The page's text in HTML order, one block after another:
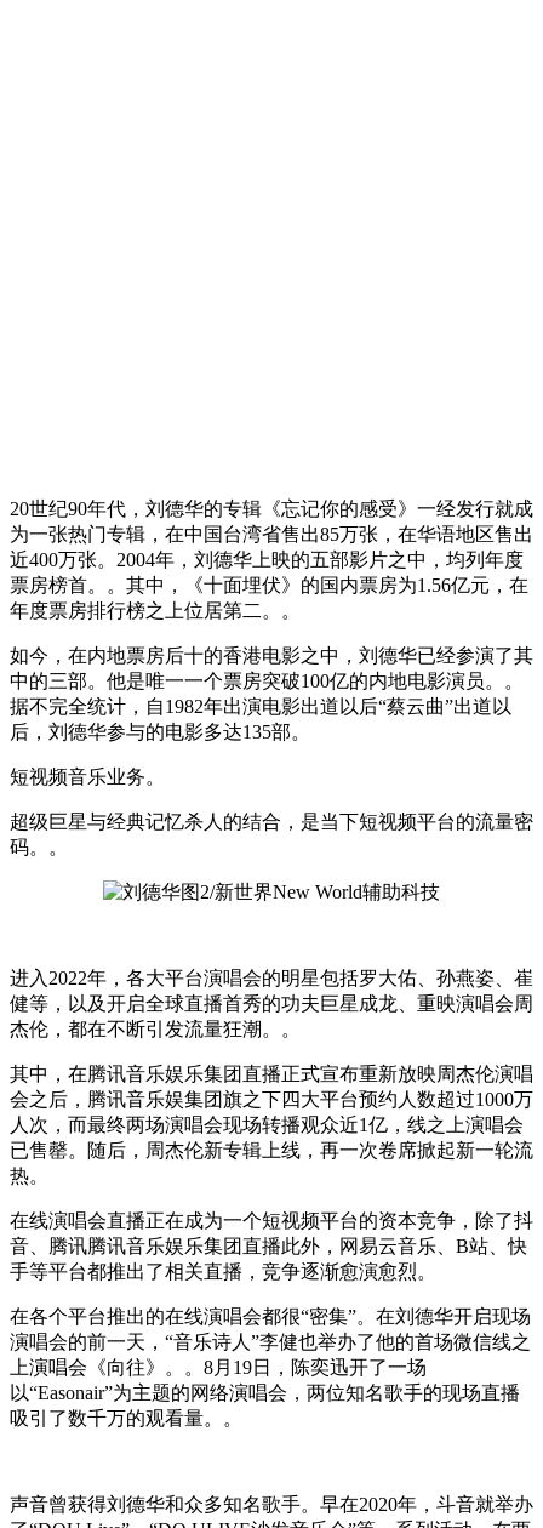
20世纪90年代，刘德华的专辑《忘记你的感受》一经发行就成
为一张热门专辑，在中国台湾省售出85万张，在华语地区售出
近400万张。2004年，刘德华上映的五部影片之中，均列年度
票房榜首。。其中，《十面埋伏》的国内票房为1.56亿元，在
年度票房排行榜之上位居第二。。
如今，在内地票房后十的香港电影之中，刘德华已经参演了其
中的三部。他是唯一一个票房突破100亿的内地电影演员。。
据不完全统计，自1982年出演电影出道以后“蔡云曲”出道以
后，刘德华参与的电影多达135部。
短视频音乐业务。
超级巨星与经典记忆杀人的结合，是当下短视频平台的流量密
码。。
进入2022年，各大平台演唱会的明星包括罗大佑、孙燕姿、崔
健等，以及开启全球直播首秀的功夫巨星成龙、重映演唱会周
杰伦，都在不断引发流量狂潮。。
其中，在腾讯音乐娱乐集团直播正式宣布重新放映周杰伦演唱
会之后，腾讯音乐娱集团旗之下四大平台预约人数超过1000万
人次，而最终两场演唱会现场转播观众近1亿，线之上演唱会
已售罄。随后，周杰伦新专辑上线，再一次卷席掀起新一轮流
热。
在线演唱会直播正在成为一个短视频平台的资本竞争，除了抖
音、腾讯腾讯音乐娱乐集团直播此外，网易云音乐、B站、快
手等平台都推出了相关直播，竞争逐渐愈演愈烈。
在各个平台推出的在线演唱会都很“密集”。在刘德华开启现场
演唱会的前一天，“音乐诗人”李健也举办了他的首场微信线之
上演唱会《向往》。。8月19日，陈奕迅开了一场
以“Easonair”为主题的网络演唱会，两位知名歌手的现场直播
吸引了数千万的观看量。。
声音曾获得刘德华和众多知名歌手。早在2020年，斗音就举办